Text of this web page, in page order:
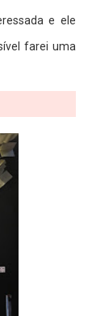
e ele
farei uma